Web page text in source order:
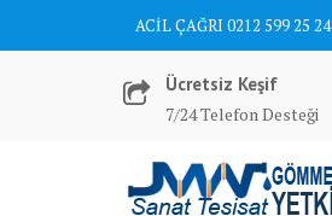
ACİL ÇAĞRI 0212 599 25 24
Ücretsiz Keşif
7/24 Telefon Desteği